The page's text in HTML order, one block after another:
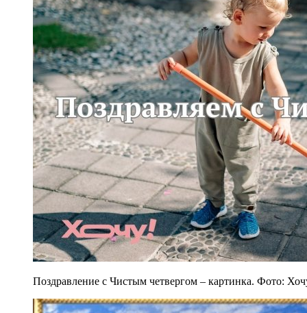
Поздравление с Чистым четвергом – картинка. Фото: